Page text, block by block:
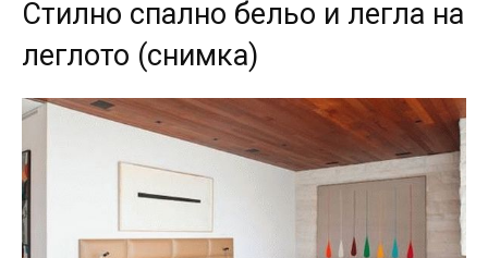
Стилно спално бельо и легла на
леглото (снимка)